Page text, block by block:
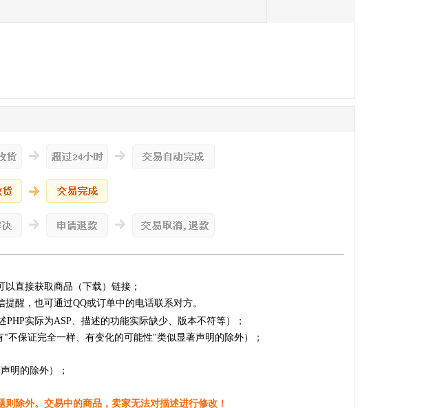
直接获取商品（下载）链接；
醒，也可通过QQ或订单中的电话联系对方。
实际为ASP、描述的功能实际缺少、版本不符等）；
保证完全一样、有变化的可能性"类似显著声明的除外）；
明的除外）；
除外。交易中的商品，卖家无法对描述进行修改！